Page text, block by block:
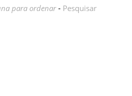
para ordenar - Pesquisar